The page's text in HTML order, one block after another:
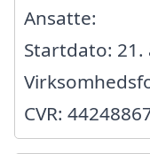
Ansatte:
Startdato: 21.
CVR: